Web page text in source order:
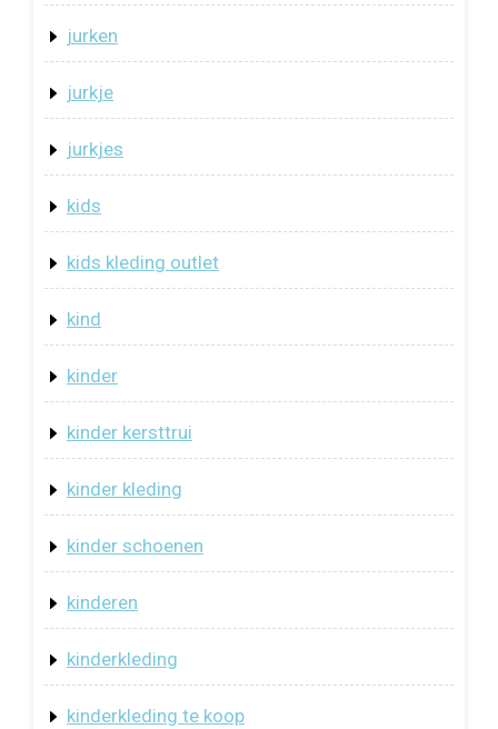
jurken
jurkje
jurkjes
kids
kids kleding outlet
kind
kinder
kinder kersttrui
kinder kleding
kinder schoenen
kinderen
kinderkleding
kinderkleding te koop